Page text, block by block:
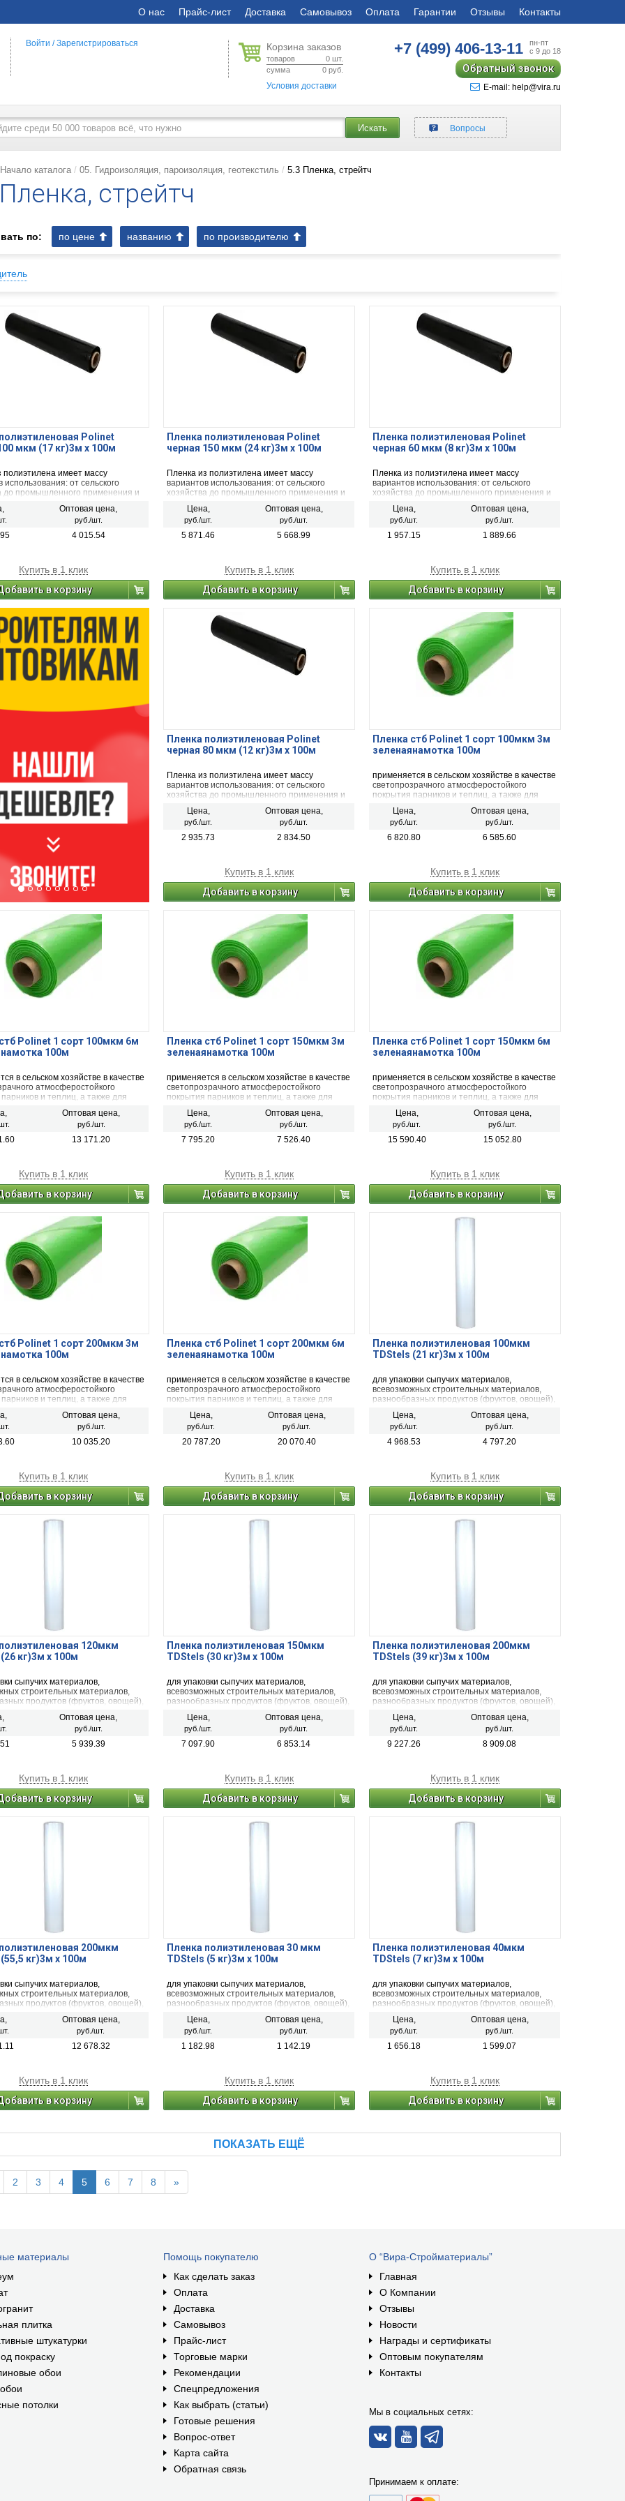
О нас Прайс-лист Доставка Самовывоз Оплата Гарантии Отзывы Контакты
Корзина заказов
товаров 0 шт.
сумма
0 руб.
Условия доставки
+7 (499)406-13-11
пн-пт
с 9 до 18
Обратный звонок
E-mail: help@vira.ru
Войти /Зарегистрироваться
Искать Вопросы
Начало каталога 05. Гидроизоляция, пароизоляция, геотекстиль 5.3 Пленка, стрейтч
стрейтч
по: по цене названию по производителю
Polinet
мкм (17 кг)3м х 100м
полиэтилена имеет массу
использования: от сельского
до промышленного применения и
Оптовая цена,
руб./шт.
4 015.54
Купить в 1 клик
в корзину
Пленка полиэтиленовая Polinet
черная 150 мкм (24 кг)3м х 100м
Пленка из полиэтилена имеет массу
вариантов использования: от сельского
хозяйства до промышленного применения и
Цена,
руб./шт.
Оптовая цена,
руб./шт.
5 871.46 5 668.99
Купить в 1 клик
Добавить в корзину
Пленка полиэтиленовая Polinet
черная 60 мкм (8 кг)3м х 100м
Пленка из полиэтилена имеет массу
вариантов использования: от сельского
хозяйства до промышленного применения и
Цена,
руб./шт.
Оптовая цена,
руб./шт.
1 957.15 1 889.66
Купить в 1 клик
Добавить в корзину
Пленка полиэтиленовая Polinet
черная 80 мкм (12 кг)3м х 100м
Пленка из полиэтилена имеет массу
вариантов использования: от сельского
хозяйства до промышленного применения и
Цена,
руб./шт.
Оптовая цена,
руб./шт.
2 935.73 2 834.50
Купить в 1 клик
Добавить в корзину
Пленка стб Polinet 1 сорт 100мкм 3м
зеленаянамотка 100м
применяется в сельском хозяйстве в качестве
светопрозрачного атмосферостойкого
покрытия парников и теплиц, а также для
долгое время находиться на улице под
воздействием прямых солнечных лучей.
Цена,
руб./шт.
Оптовая цена,
руб./шт.
6 820.80 6 585.60
Купить в 1 клик
Добавить в корзину
Polinet 1 сорт 100мкм 6м
100м
в сельском хозяйстве в качестве
атмосферостойкого
и теплиц, а также для
находиться на улице под
прямых солнечных лучей.
Оптовая цена,
руб./шт.
13 171.20
Купить в 1 клик
в корзину
Пленка стб Polinet 1 сорт 150мкм 3м
зеленаянамотка 100м
применяется в сельском хозяйстве в качестве
светопрозрачного атмосферостойкого
покрытия парников и теплиц, а также для
долгое время находиться на улице под
воздействием прямых солнечных лучей.
Цена,
руб./шт.
Оптовая цена,
руб./шт.
7 795.20 7 526.40
Купить в 1 клик
Добавить в корзину
Пленка стб Polinet 1 сорт 150мкм 6м
зеленаянамотка 100м
применяется в сельском хозяйстве в качестве
светопрозрачного атмосферостойкого
покрытия парников и теплиц, а также для
долгое время находиться на улице под
воздействием прямых солнечных лучей.
Цена,
руб./шт.
Оптовая цена,
руб./шт.
15 590.40 15 052.80
Купить в 1 клик
Добавить в корзину
Polinet 1 сорт 200мкм 3м
100м
в сельском хозяйстве в качестве
атмосферостойкого
и теплиц, а также для
находиться на улице под
прямых солнечных лучей.
Оптовая цена,
руб./шт.
10 035.20
Купить в 1 клик
в корзину
Пленка стб Polinet 1 сорт 200мкм 6м
зеленаянамотка 100м
применяется в сельском хозяйстве в качестве
светопрозрачного атмосферостойкого
покрытия парников и теплиц, а также для
долгое время находиться на улице под
воздействием прямых солнечных лучей.
Цена,
руб./шт.
Оптовая цена,
руб./шт.
20 787.20 20 070.40
Купить в 1 клик
Добавить в корзину
Пленка полиэтиленовая 100мкм
TDStels (21 кг)3м х 100м
для упаковки сыпучих материалов,
всевозможных строительных материалов,
разнообразных продуктов (фруктов, овощей),
деталей, фармацевтической продукции,
минеральных удобрений, тканей.
Цена,
руб./шт.
Оптовая цена,
руб./шт.
4 968.53 4 797.20
Купить в 1 клик
Добавить в корзину
120мкм
кг)3м х 100м
сыпучих материалов,
строительных материалов,
продуктов (фруктов, овощей),
продукции,
удобрений,
Оптовая цена,
руб./шт.
5 939.39
Купить в 1 клик
в корзину
Пленка полиэтиленовая 150мкм
TDStels (30 кг)3м х 100м
для упаковки сыпучих материалов,
всевозможных строительных материалов,
разнообразных продуктов (фруктов, овощей),
деталей, фармацевтической продукции,
минеральных удобрений, тканей.
Цена,
руб./шт.
Оптовая цена,
руб./шт.
7 097.90 6 853.14
Купить в 1 клик
Добавить в корзину
Пленка полиэтиленовая 200мкм
TDStels (39 кг)3м х 100м
для упаковки сыпучих материалов,
всевозможных строительных материалов,
разнообразных продуктов (фруктов, овощей),
деталей, фармацевтической продукции,
минеральных удобрений, тканей.
Цена,
руб./шт.
Оптовая цена,
руб./шт.
9 227.26 8 909.08
Купить в 1 клик
Добавить в корзину
200мкм
кг)3м х 100м
сыпучих материалов,
строительных материалов,
продуктов (фруктов, овощей),
продукции,
удобрений, тканей.
Оптовая цена,
руб./шт.
12 678.32
Купить в 1 клик
в корзину
Пленка полиэтиленовая 30 мкм
TDStels (5 кг)3м х 100м
для упаковки сыпучих материалов,
всевозможных строительных материалов,
разнообразных продуктов (фруктов, овощей),
деталей, фармацевтической продукции,
минеральных удобрений, тканей.
Цена,
руб./шт.
Оптовая цена,
руб./шт.
1 182.98 1 142.19
Купить в 1 клик
Добавить в корзину
Пленка полиэтиленовая 40мкм
TDStels (7 кг)3м х 100м
для упаковки сыпучих материалов,
всевозможных строительных материалов,
разнообразных продуктов (фруктов, овощей),
деталей, фармацевтической продукции,
минеральных удобрений, тканей.
Цена,
руб./шт.
Оптовая цена,
руб./шт.
1 656.18 1 599.07
Купить в 1 клик
Добавить в корзину
ПОКАЗАТЬ ЕЩЁ
2 3 4 5 6 7 8 »
материалы
плитка
штукатурки
покраску
обои
потолки
Помощь покупателю
Как сделать заказ
Оплата
Доставка
Самовывоз
Прайс-лист
Торговые марки
Рекомендации
Спецпредложения
Как выбрать (статьи)
Готовые решения
Вопрос-ответ
Карта сайта
Обратная связь
О “Вира-Стройматериалы”
Главная
О Компании
Отзывы
Новости
Награды и сертификаты
Оптовым покупателям
Контакты
Мы в социальных сетях:
Принимаем к оплате: